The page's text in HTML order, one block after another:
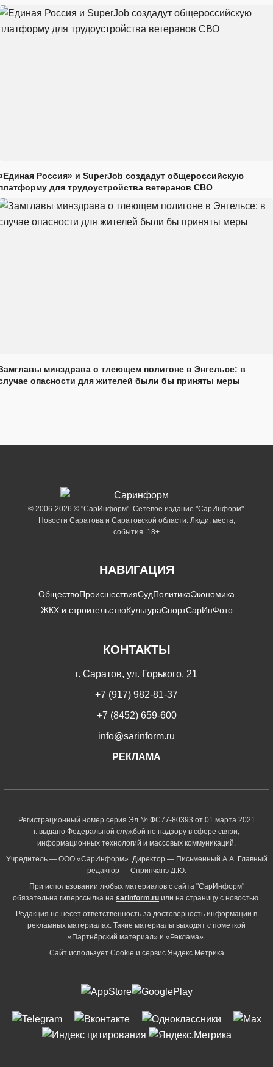
Россия» и SuperJob создадут общероссийскую
для трудоустройства ветеранов СВО
минздрава о тлеющем полигоне в Энгельсе: в
опасности для жителей были бы приняты меры
© 2006-2026 © "СарИнформ". Сетевое издание "СарИнформ".
Новости Саратова и Саратовской области. Люди, места,
события. 18+
НАВИГАЦИЯ
ОбществоПроисшествияСудПолитикаЭкономика
ЖКХ и строительствоКультураСпортСарИнФото
КОНТАКТЫ
г. Саратов, ул. Горького, 21
+7 (917) 982-81-37
+7 (8452) 659-600
info@sarinform.ru
РЕКЛАМА
Регистрационный номер серия Эл № ФС77-80393 от 01 марта 2021
г. выдано Федеральной службой по надзору в сфере связи,
информационных технологий и массовых коммуникаций.
Учредитель — ООО «СарИнформ». Директор — Письменный А.А. Главный
редактор — Спринчанэ Д.Ю.
При использовании любых материалов с сайта "СарИнформ"
обязательна гиперссылка на sarinform.ru или на страницу с новостью.
Редакция не несет ответственность за достоверность информации в
рекламных материалах. Такие материалы выходят с пометкой
«Партнёрский материал» и «Реклама».
Сайт использует Cookie и сервиc Яндекс.Метрика